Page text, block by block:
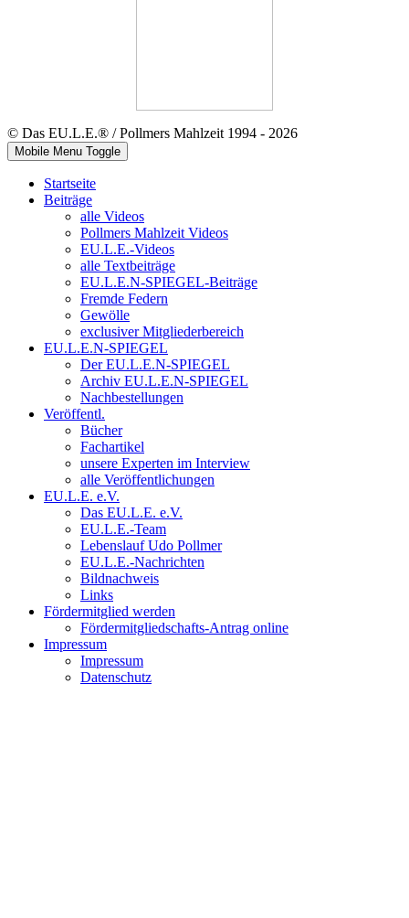
© Das EU.L.E.® / Pollmers Mahlzeit 1994 - 2026
Mobile Menu Toggle
Startseite
Beiträge
alle Videos
Pollmers Mahlzeit Videos
EU.L.E.-Videos
alle Textbeiträge
EU.L.E.N-SPIEGEL-Beiträge
Fremde Federn
Gewölle
exclusiver Mitgliederbereich
EU.L.E.N-SPIEGEL
Der EU.L.E.N-SPIEGEL
Archiv EU.L.E.N-SPIEGEL
Nachbestellungen
Veröffentl.
Bücher
Fachartikel
unsere Experten im Interview
alle Veröffentlichungen
EU.L.E. e.V.
Das EU.L.E. e.V.
EU.L.E.-Team
Lebenslauf Udo Pollmer
EU.L.E.-Nachrichten
Bildnachweis
Links
Fördermitglied werden
Fördermitgliedschafts-Antrag online
Impressum
Impressum
Datenschutz